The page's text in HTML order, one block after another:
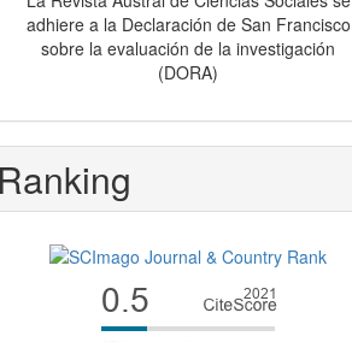
adhiere a la Declaración de San Francisco
sobre la evaluación de la investigación
(DORA)